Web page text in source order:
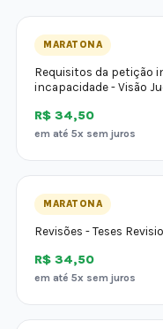
MARATONA
Requisitos da petição
incapacidade - Visão
R$ 34,50
em até 5x sem juros
MARATONA
Revisões - Teses
R$ 34,50
em até 5x sem juros